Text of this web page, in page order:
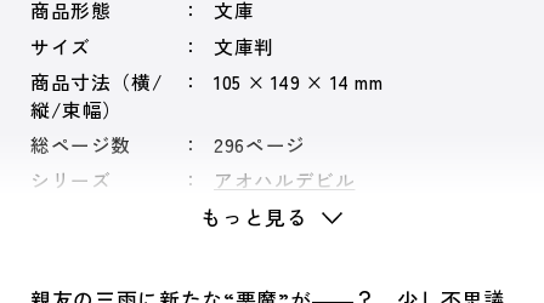
商品形態
文庫
サイズ
文庫判
商品寸法（横/
縦/束幅）
105 × 149 × 14 mm
総ページ数
296ページ
シリーズ
アオハルデビル
もっと見る